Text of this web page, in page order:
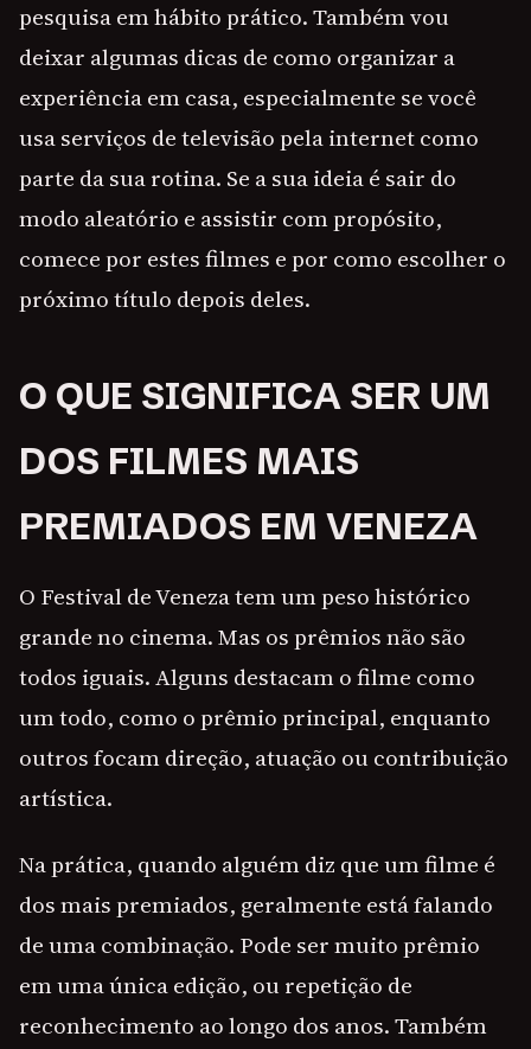
pesquisa em hábito prático. Também vou
deixar algumas dicas de como organizar a
experiência em casa, especialmente se você
usa serviços de televisão pela internet como
parte da sua rotina. Se a sua ideia é sair do
modo aleatório e assistir com propósito,
comece por estes filmes e por como escolher o
próximo título depois deles.
O QUE SIGNIFICA SER UM
DOS FILMES MAIS
PREMIADOS EM VENEZA
O Festival de Veneza tem um peso histórico
grande no cinema. Mas os prêmios não são
todos iguais. Alguns destacam o filme como
um todo, como o prêmio principal, enquanto
outros focam direção, atuação ou contribuição
artística.
Na prática, quando alguém diz que um filme é
dos mais premiados, geralmente está falando
de uma combinação. Pode ser muito prêmio
em uma única edição, ou repetição de
reconhecimento ao longo dos anos. Também